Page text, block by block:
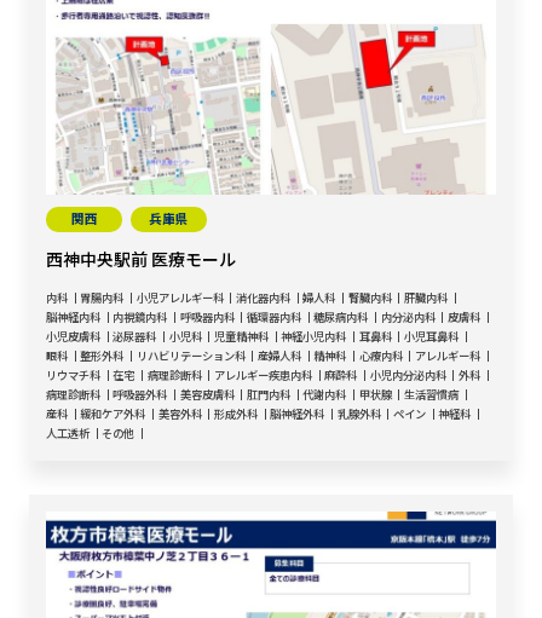
関西 兵庫県
西神中央駅前 医療モール
内科 胃腸内科 小児アレルギー科 消化器内科 婦人科 腎臓内科
肝臓内科
脳神経内科
内視鏡内科 呼吸器内科 循環器内科 糖尿病内科 内分泌内科
皮膚科
小児皮膚科
泌尿器科 小児科 児童精神科 神経小児内科 耳鼻科
小児耳鼻科
眼科
整形外科 リハビリテーション科 産婦人科 精神科 心療内科
アレルギー科
リウマチ科
在宅 病理診断科 アレルギー疾患内科 麻酔科 小児内分泌内科
外科
病理診断科
呼吸器外科 美容皮膚科 肛門内科 代謝内科 甲状腺
生活習慣病
産科
緩和ケア外科 美容外科 形成外科 脳神経外科 乳腺外科 ペイン
神経科
人工透析
その他